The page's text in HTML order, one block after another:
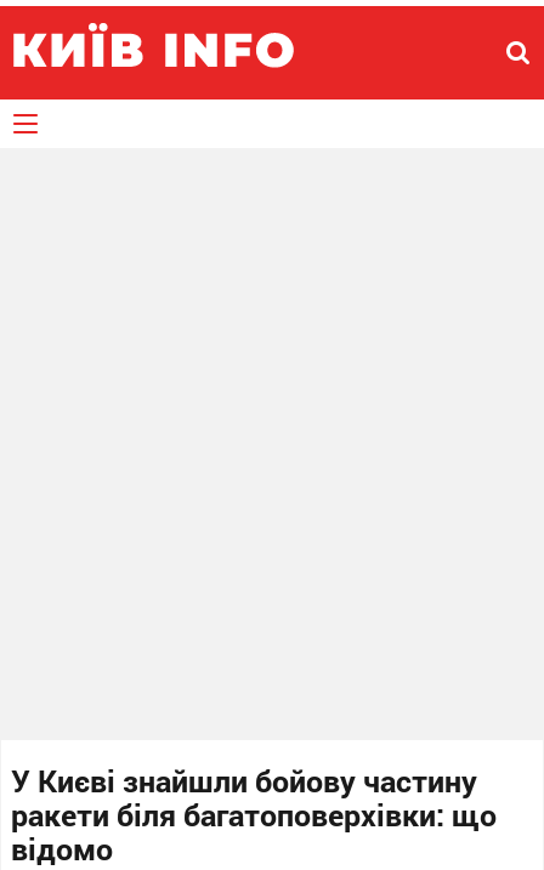
У Києві знайшли бойову частину
ракети біля багатоповерхівки: що
відомо